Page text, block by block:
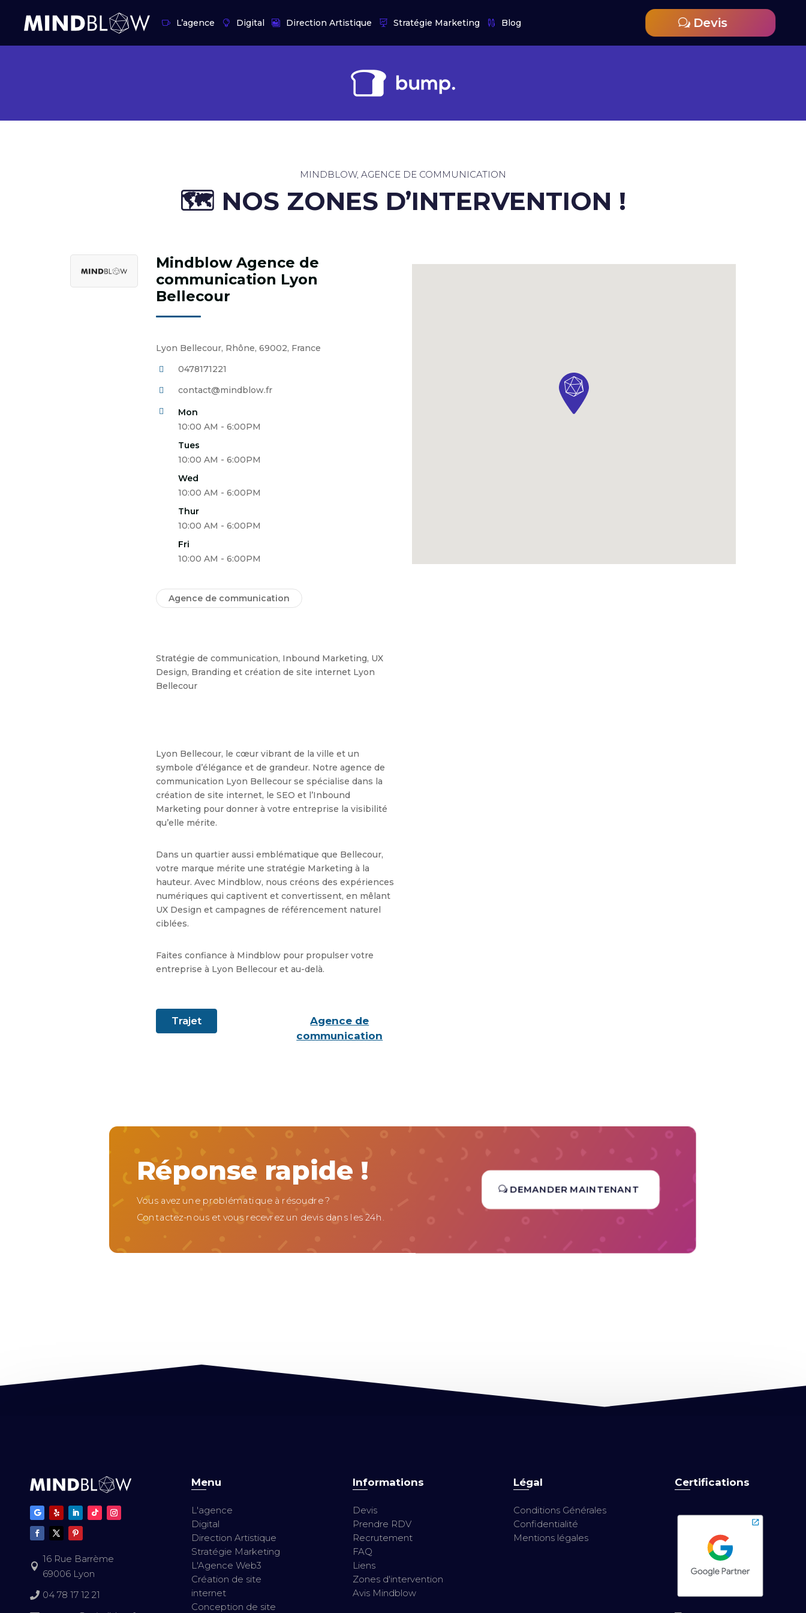
L’agence Digital Direction Artistique Stratégie Marketing Blog Devis
MINDBLOW, AGENCE DE COMMUNICATION
🗺️ ​NOS ZONES D’INTERVENTION !
Mindblow Agence de
communication Lyon
Bellecour
Lyon Bellecour, Rhône, 69002, France
0478171221
contact@mindblow.fr
Mon
10:00 AM - 6:00PM
Tues
10:00 AM - 6:00PM
Wed
10:00 AM - 6:00PM
Thur
10:00 AM - 6:00PM
Fri
10:00 AM - 6:00PM
Agence de communication
Stratégie de communication, Inbound Marketing, UX
Design, Branding et création de site internet Lyon
Bellecour
Lyon Bellecour, le cœur vibrant de la ville et un
symbole d’élégance et de grandeur. Notre agence de
communication Lyon Bellecour se spécialise dans la
création de site internet, le SEO et l’Inbound
Marketing pour donner à votre entreprise la visibilité
qu’elle mérite.
Dans un quartier aussi emblématique que Bellecour,
votre marque mérite une stratégie Marketing à la
hauteur. Avec Mindblow, nous créons des expériences
numériques qui captivent et convertissent, en mêlant
UX Design et campagnes de référencement naturel
ciblées.
Faites confiance à Mindblow pour propulser votre
entreprise à Lyon Bellecour et au-delà.
Trajet
Agence de
communication
Réponse rapide !
Vous avez une problématique à résoudre ?
Contactez-nous et vous recevrez un devis dans les 24h.
DEMANDER MAINTENANT

16 Rue Barrème
69006 Lyon
 04 78 17 12 21
Menu
L'agence
Digital
Direction Artistique
Stratégie Marketing
L'Agence Web3
Création de site
internet
Conception de site
Informations
Devis
Prendre RDV
Recrutement
FAQ
Liens
Zones d'intervention
Avis Mindblow
Légal
Conditions Générales
Confidentialité
Mentions légales
Certifications